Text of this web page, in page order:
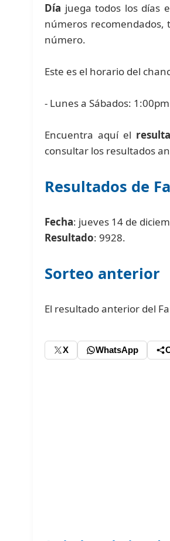
Día juega todos los días
números recomendados,
número.
Este es el horario del
- Lunes a Sábados: 1:00pm
Encuentra aquí el
consultar los resultados
Resultados de
Fecha: jueves 14 de
Resultado: 9928.
Sorteo anterior
El resultado anterior del
X WhatsApp